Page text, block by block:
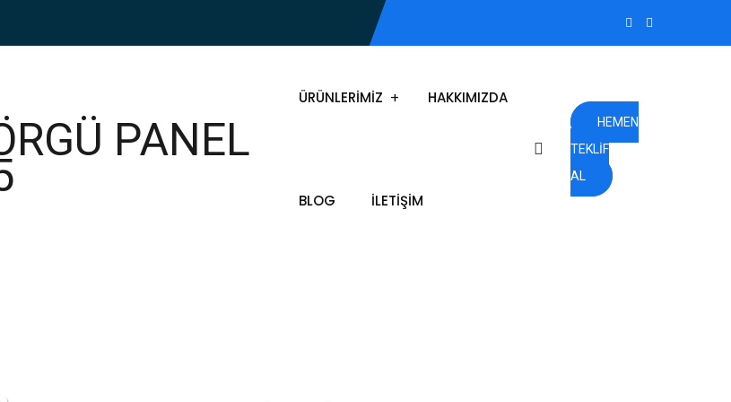
ÜRÜNLERIMIZ HAKKIMIZDA
BLOG İLETIŞIM
HEMEN
TEKLIF
AL